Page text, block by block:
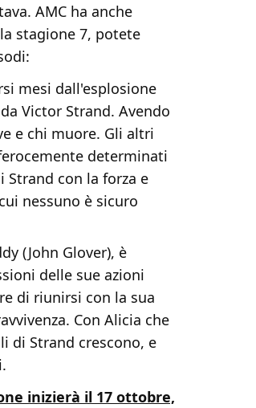
AMC ha anche
stagione 7, potete
mesi dall'esplosione
Victor Strand. Avendo
e chi muore. Gli altri
determinati
Strand con la forza e
nessuno è sicuro
(John Glover), è
delle sue azioni
di riunirsi con la sua
Con Alicia che
di Strand crescono, e
inizierà il 17 ottobre,